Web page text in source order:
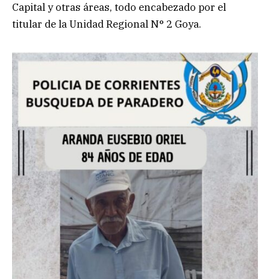
Capital y otras áreas, todo encabezado por el
titular de la Unidad Regional N° 2 Goya.